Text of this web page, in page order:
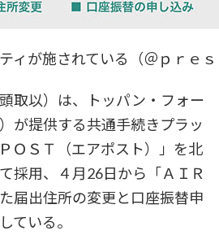
ィが施されている（＠ｐｒｅ
取以）は、トッパン・フォー
が提供する共通手続きプラッ
ＯＳＴ（エアポスト）」を北
採用、４月26日から「ＡＩＲ
届出住所の変更と口座振替申
ている。